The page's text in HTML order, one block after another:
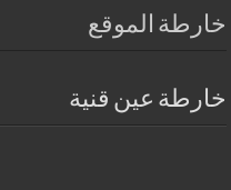
خارطة الموقع
خارطة عين قنية